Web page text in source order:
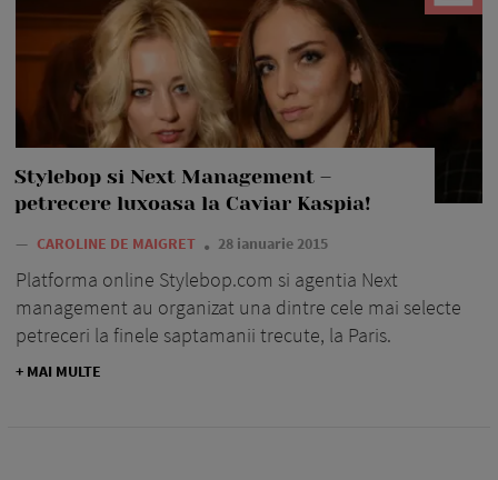
Stylebop si Next Management –
petrecere luxoasa la Caviar Kaspia!
— CAROLINE DE MAIGRET 28 ianuarie 2015
Platforma online Stylebop.com si agentia Next
management au organizat una dintre cele mai selecte
petreceri la finele saptamanii trecute, la Paris.
+ MAI MULTE